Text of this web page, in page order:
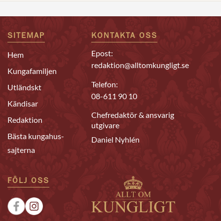
SITEMAP
Hem
Kungafamiljen
Utländskt
Kändisar
Redaktion
Bästa kungahus-
sajterna
KONTAKTA OSS
Epost:
redaktion@alltomkungligt.se
Telefon:
08-611 90 10
Chefredaktör & ansvarig
utgivare
Daniel Nyhlén
FÖLJ OSS